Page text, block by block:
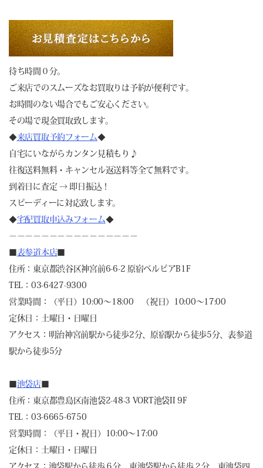
待ち時間０分。
ご来店でのスムーズなお買取りは予約が便利です。
お時間のない場合でもご安心ください。
その場で現金買取致します。
◆来店買取予約フォーム◆
自宅にいながらカンタン見積もり♪
往復送料無料・キャンセル返送料等全て無料です。
到着日に査定 → 即日振込！
スピーディーに対応致します。
◆宅配買取申込みフォーム◆
－－－－－－－－－－－－－－－－
表参道本店
住所：東京都渋谷区神宮前6-6-2 原宿ベルピアB1F
TEL：03-6427-9300
営業時間：（平日）10:00～18:00 （祝日）10:00～17:00
定休日：土曜日・日曜日
アクセス：明治神宮前駅から徒歩2分、原宿駅から徒歩5分、表参道
駅から徒歩5分
池袋店
住所：東京都豊島区南池袋2-48-3 VORT池袋II 9F
TEL：03-6665-6750
営業時間：（平日・祝日）10:00～17:00
定休日：土曜日・日曜日
アクセス：池袋駅から徒歩６分、東池袋駅から徒歩２分、東池袋四